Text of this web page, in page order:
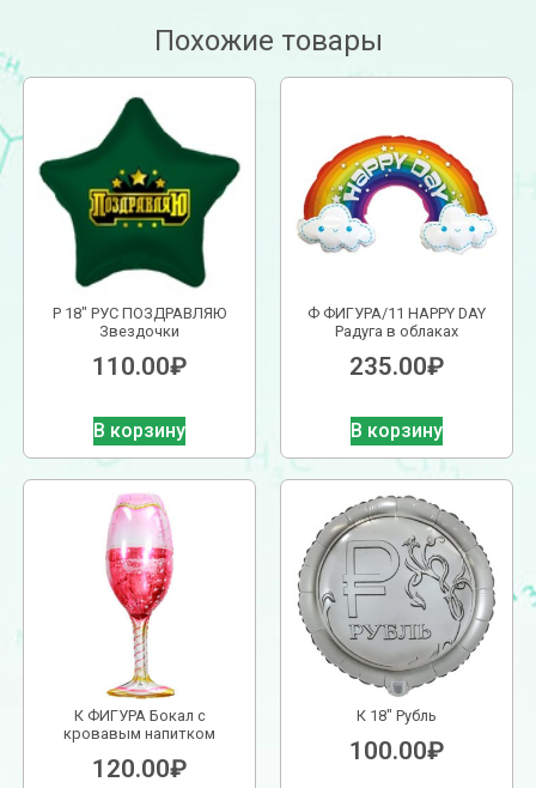
Похожие товары
Р 18″ РУС ПОЗДРАВЛЯЮ
Звездочки
110.00₽
В корзину
Ф ФИГУРА/11 HAPPY DAY
Радуга в облаках
235.00₽
В корзину
К ФИГУРА Бокал с
кровавым напитком
120.00₽
К 18″ Рубль
100.00₽